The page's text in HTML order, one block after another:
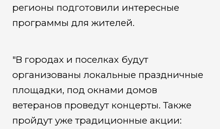
регионы подготовили интересные
программы для жителей.
"В городах и поселках будут
организованы локальные праздничные
площадки, под окнами домов
ветеранов проведут концерты. Также
пройдут уже традиционные акции: